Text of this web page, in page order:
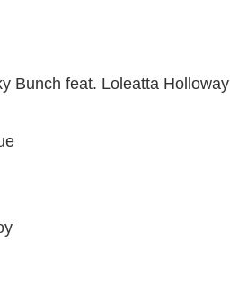
Bunch feat. Loleatta Holloway